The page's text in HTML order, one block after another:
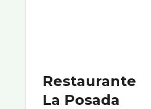
Restaurante
La Posada